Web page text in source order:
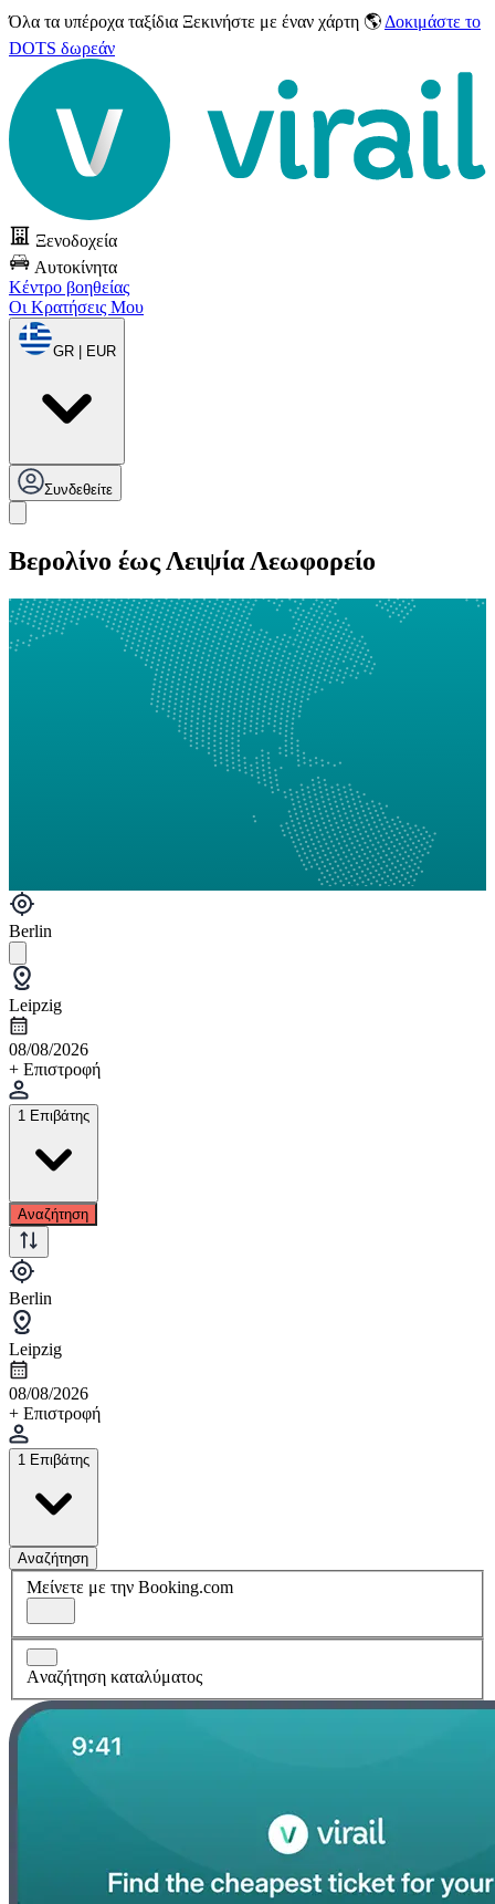
Όλα τα υπέροχα ταξίδια Ξεκινήστε με έναν χάρτη 🌎 Δοκιμάστε το
DOTS δωρεάν
Ξενοδοχεία
Αυτοκίνητα
Κέντρο βοηθείας
Οι Κρατήσεις Μου
GR | EUR
Συνδεθείτε
Βερολίνο έως Λειψία Λεωφορείο
Berlin
Leipzig
08/08/2026
+ Επιστροφή
1 Επιβάτης
Αναζήτηση
Berlin
Leipzig
08/08/2026
+ Επιστροφή
1 Επιβάτης
Αναζήτηση
Μείνετε με την Booking.com
Aναζήτηση καταλύματος